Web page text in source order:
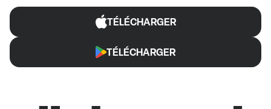
TÉLÉCHARGER
TÉLÉCHARGER